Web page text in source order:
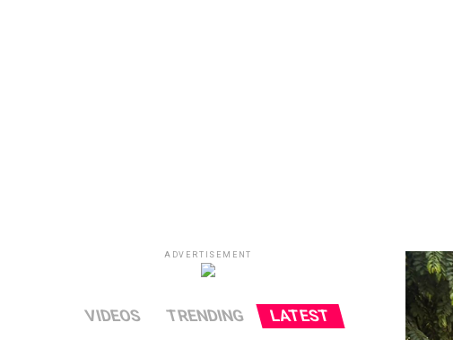
ADVERTISEMENT
LATEST
TRENDING
VIDEOS